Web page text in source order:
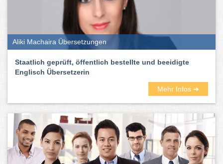
Aliki Machaira Übersetzungen
Staatlich geprüft, öffentlich bestellte und beeidigte
Englisch Übersetzerin
Mehr Infos ➜